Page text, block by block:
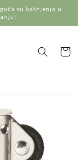
su kašnjenja u